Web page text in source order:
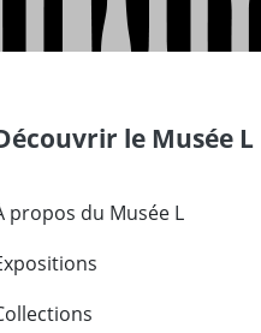
le Musée L
propos du Musée L